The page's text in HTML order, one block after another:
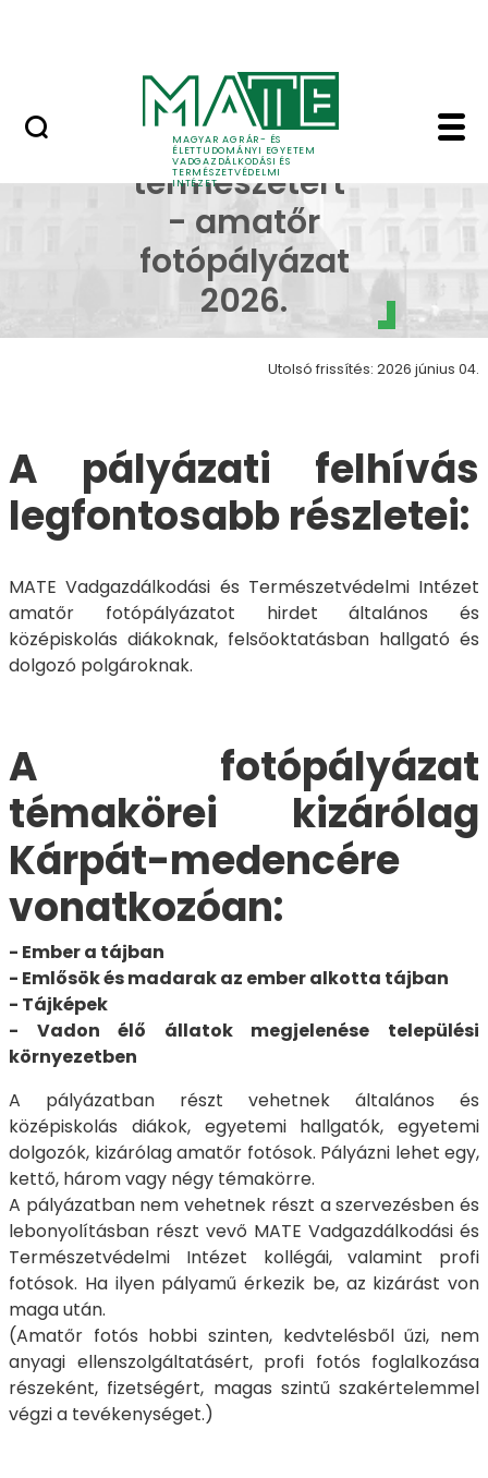
MAGYAR AGRÁR- ÉS
ÉLETTUDOMÁNYI EGYETEM
VADGAZDÁLKODÁSI ÉS
TERMÉSZETVÉDELMI
INTÉZET
Együtt a"Együtt a
természetért"
- amatőr
fotópályázat
2026.
Utolsó frissítés: 2026 június 04.
A pályázati felhívás
legfontosabb részletei:
MATE Vadgazdálkodási és Természetvédelmi Intézet
amatőr fotópályázatot hirdet általános és
középiskolás diákoknak, felsőoktatásban hallgató és
dolgozó polgároknak.
A fotópályázat
témakörei kizárólag
Kárpát-medencére
vonatkozóan:
- Ember a tájban
- Emlősök és madarak az ember alkotta tájban
- Tájképek
- Vadon élő állatok megjelenése települési
környezetben
A pályázatban részt vehetnek általános és
középiskolás diákok, egyetemi hallgatók, egyetemi
dolgozók, kizárólag amatőr fotósok. Pályázni lehet egy,
kettő, három vagy négy témakörre.
A pályázatban nem vehetnek részt a szervezésben és
lebonyolításban részt vevő MATE Vadgazdálkodási és
Természetvédelmi Intézet kollégái, valamint profi
fotósok. Ha ilyen pályamű érkezik be, az kizárást von
maga után.
(Amatőr fotós hobbi szinten, kedvtelésből űzi, nem
anyagi ellenszolgáltatásért, profi fotós foglalkozása
részeként, fizetségért, magas szintű szakértelemmel
végzi a tevékenységet.)